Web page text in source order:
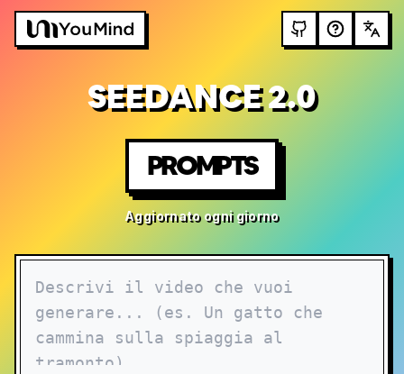
SEEDANCE 2.0
PROMPTS
Aggiornato ogni giorno